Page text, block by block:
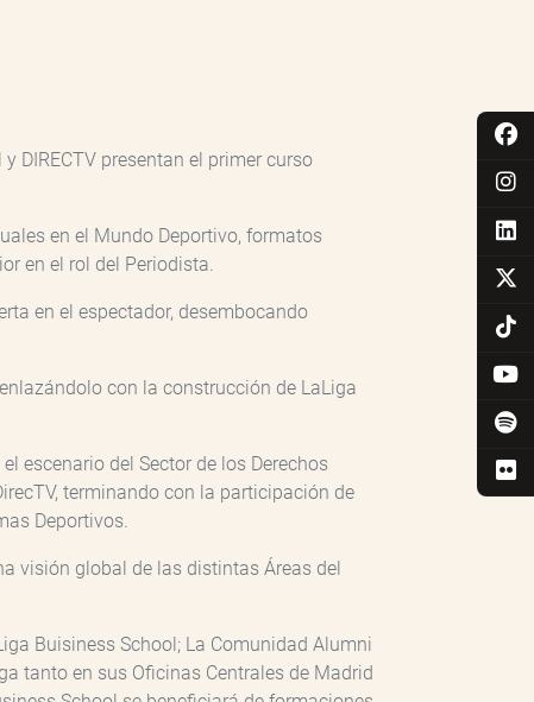
DIRECTV presentan el primer curso
en el Mundo Deportivo, formatos
en el rol del Periodista.
en el espectador, desembocando
con la construcción de LaLiga
escenario del Sector de los Derechos
terminando con la participación de
Deportivos.
visión global de las distintas Áreas del
Buisiness School; La Comunidad Alumni
tanto en sus Oficinas Centrales de Madrid